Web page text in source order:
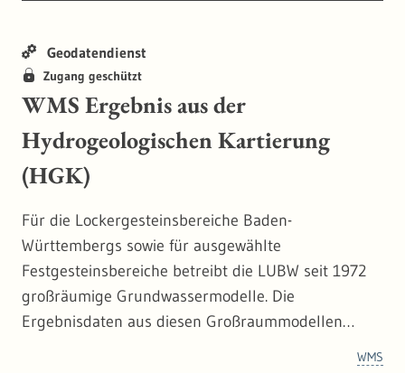
Geodatendienst
Zugang geschützt
WMS Ergebnis aus der
Hydrogeologischen Kartierung
(HGK)
Für die Lockergesteinsbereiche Baden-
Württembergs sowie für ausgewählte
Festgesteinsbereiche betreibt die LUBW seit 1972
großräumige Grundwassermodelle. Die
Ergebnisdaten aus diesen Großraummodellen
WMS